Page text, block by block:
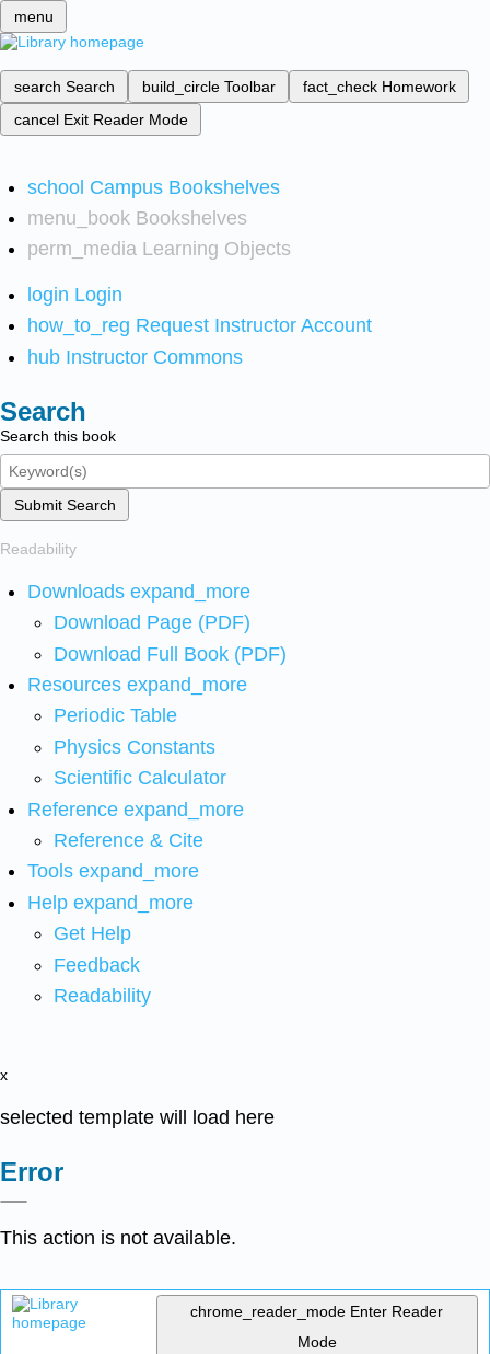
menu
search Search build_circle Toolbar fact_check Homework
cancel Exit Reader Mode
school Campus Bookshelves
menu_book Bookshelves
perm_media Learning Objects
login Login
how_to_reg Request Instructor Account
hub Instructor Commons
Search
Search this book
Submit Search
Readability
Downloads expand_more
Download Page (PDF)
Download Full Book (PDF)
Resources expand_more
Periodic Table
Physics Constants
Scientific Calculator
Reference expand_more
Reference & Cite
Tools expand_more
Help expand_more
Get Help
Feedback
Readability
x
selected template will load here
Error
This action is not available.
chrome_reader_mode Enter Reader
Mode